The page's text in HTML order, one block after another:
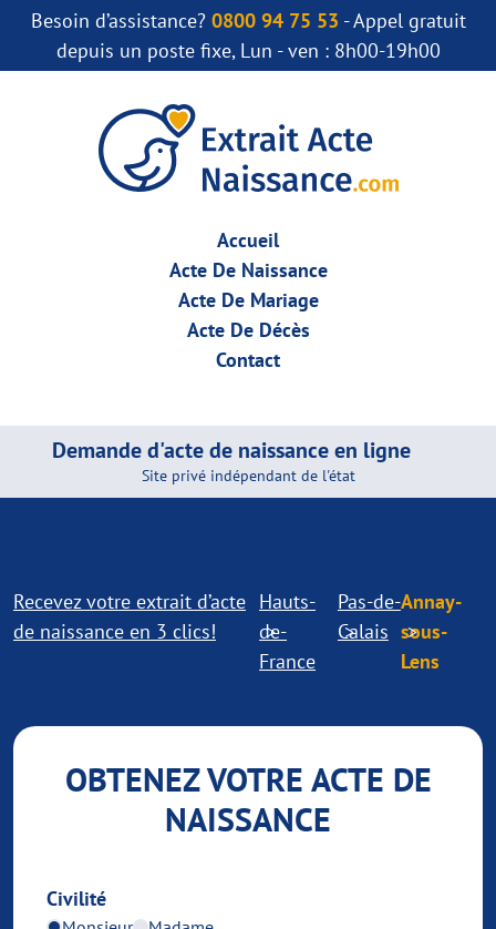
Besoin d’assistance? 0800 94 75 53 - Appel gratuit
depuis un poste fixe, Lun - ven : 8h00-19h00
Accueil
Acte De Naissance
Acte De Mariage
Acte De Décès
Contact
Demande d'acte de naissance en ligne
Site privé indépendant de l'état
Recevez votre extrait d’acte
de naissance en 3 clics!
Hauts-
de-
France
Pas-de-
Calais
Annay-
sous-
Lens
OBTENEZ VOTRE ACTE DE
NAISSANCE
Civilité